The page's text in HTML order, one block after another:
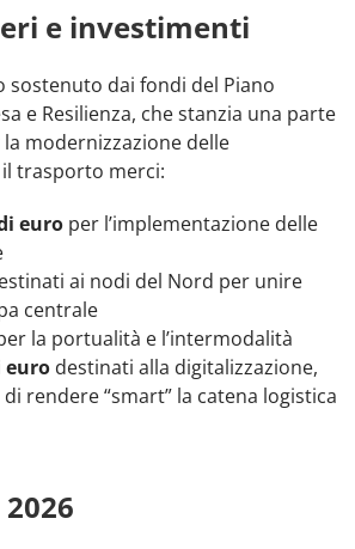
e investimenti
sostenuto dai fondi del Piano
e Resilienza, che stanzia una parte
modernizzazione delle
trasporto merci:
euro per l’implementazione delle
ai nodi del Nord per unire
centrale
la portualità e l’intermodalità
euro destinati alla digitalizzazione,
rendere “smart” la catena logistica